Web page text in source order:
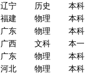
辽宁 历史
本科
福建 物理
本科
广东 物理
本科
广西 文科
本一
广东 物理
本科
河北 物理
本科